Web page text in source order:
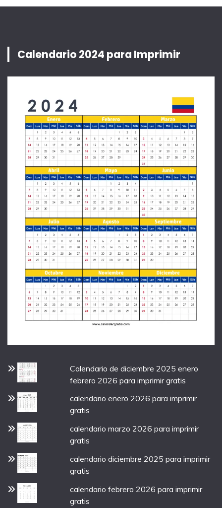
Calendario 2024 para Imprimir
Calendario de diciembre 2025 enero
febrero 2026 para imprimir gratis
calendario enero 2026 para imprimir
gratis
calendario marzo 2026 para imprimir
gratis
calendario diciembre 2025 para imprimir
gratis
calendario febrero 2026 para imprimir
gratis